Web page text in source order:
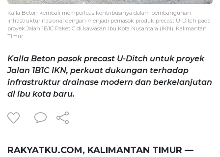
Kalla Beton kembali memperluas kontribusinya dalam pembangunan
infrastruktur nasional dengan menjadi pemasok produk precast U-Ditch pada
proyek Jalan 1B1C Paket C di kawasan Ibu Kota Nusantara (IKN), Kalimantan
Timur.
Kalla Beton pasok precast U-Ditch untuk proyek
Jalan 1B1C IKN, perkuat dukungan terhadap
infrastruktur drainase modern dan berkelanjutan
di ibu kota baru.
RAKYATKU.COM, KALIMANTAN TIMUR —